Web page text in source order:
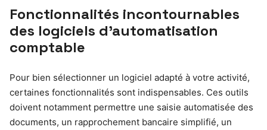
Fonctionnalités incontournables
des logiciels d’automatisation
comptable
Pour bien sélectionner un logiciel adapté à votre activité,
certaines fonctionnalités sont indispensables. Ces outils
doivent notamment permettre une saisie automatisée des
documents, un rapprochement bancaire simplifié, un